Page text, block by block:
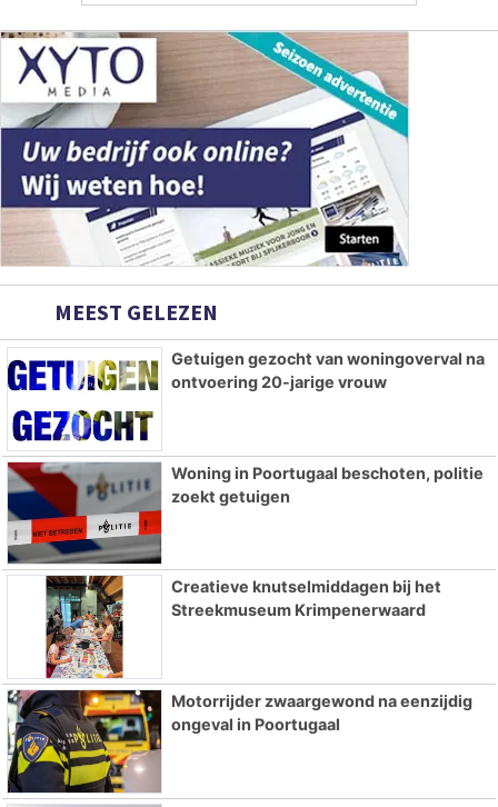
MEEST GELEZEN
Getuigen gezocht van woningoverval na
ontvoering 20-jarige vrouw
Woning in Poortugaal beschoten, politie
zoekt getuigen
Creatieve knutselmiddagen bij het
Streekmuseum Krimpenerwaard
Motorrijder zwaargewond na eenzijdig
ongeval in Poortugaal